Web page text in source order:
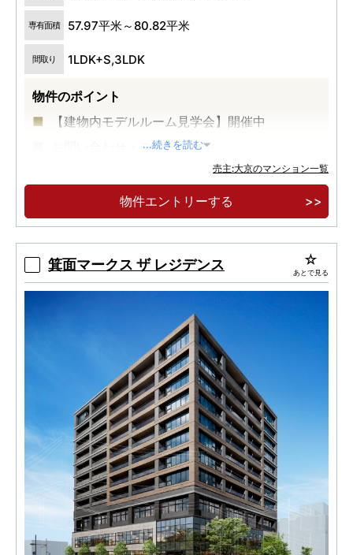
専有面積 57.97平米～80.82平米
間取り 1LDK+S,3LDK
物件のポイント
【建物内モデルルーム見学会】開催中
お問い合わせ・ご予約受付中。
遠方にお住まいの方など、ご来場が難しいお客
さま向けに【オンラインご案内会】も開催中。
...続きを読む
売主:大京のマンション一覧
物件エントリーする
箕面マークス ザ レジデンス あとで見る